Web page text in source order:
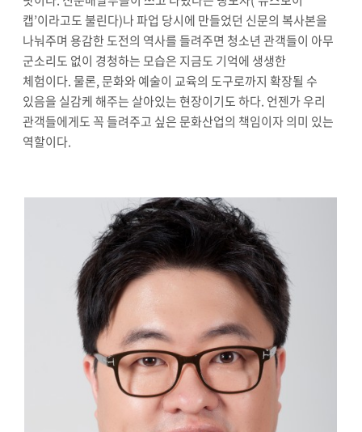
캡’이라고도 불린다)나 파업 당시에 만들었던 신문의 복사본을
나눠주며 용감한 도전의 역사를 들려주면 청소년 관객들이 아무
군소리도 없이 경청하는 모습은 지금도 기억에 생생한
체험이다. 물론,문화와 예술이 교육의 도구로까지 확장될 수
있음을 실감케 해주는 살아있는 현장이기도 하다. 언젠가 우리
관객들에게도 꼭 들려주고 싶은 문화산업의 책임이자 의미 있는
역할이다.